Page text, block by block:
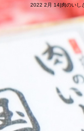
2022 2月 14|肉のいし